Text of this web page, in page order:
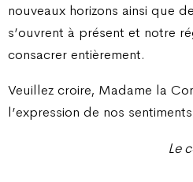
nouveaux horizons ainsi que
s’ouvrent à présent et notre
consacrer entièrement.
Veuillez croire, Madame la
l’expression de nos
Le